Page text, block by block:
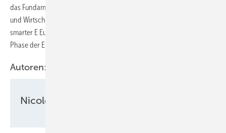
das Fundament einer Energiewirtschaft, die Versorgungssicherheit
und Wirtschaftlichkeit gleichermaßen in den Mittelpunkt stellt. The
smarter E Europe 2026 machte damit deutlich, dass die nächste
Phase der Energiewende längst begonnen hat.
Autoren:
Nicole Weinhold